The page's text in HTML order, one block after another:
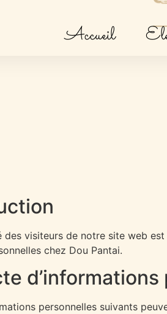
Accueil
des visiteurs de notre site web
chez Dou Pantai.
personnelles suivants